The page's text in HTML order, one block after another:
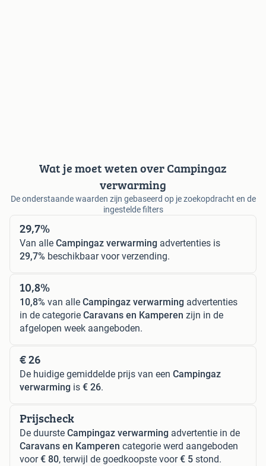
Wat je moet weten over Campingaz
verwarming
De onderstaande waarden zijn gebaseerd op je zoekopdracht en de
ingestelde filters
29,7%
Van alle Campingaz verwarming advertenties is
29,7% beschikbaar voor verzending.
10,8%
10,8% van alle Campingaz verwarming advertenties
in de categorie Caravans en Kamperen zijn in de
afgelopen week aangeboden.
€ 26
De huidige gemiddelde prijs van een Campingaz
verwarming is € 26.
Prijscheck
De duurste Campingaz verwarming advertentie in de
Caravans en Kamperen categorie werd aangeboden
voor€ 80, terwijl de goedkoopste voor€ 5 stond.